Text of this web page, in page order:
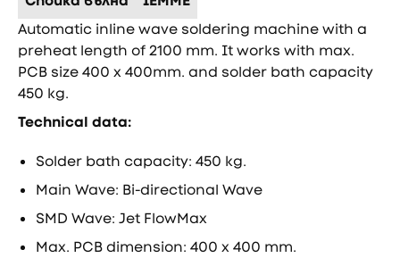
Automatic inline wave soldering machine with a
preheat length of 2100 mm. It works with max.
PCB size 400 x 400mm. and solder bath capacity
450 kg.
Technical data:
Solder bath capacity: 450 kg.
Main Wave: Bi-directional Wave
SMD Wave: Jet FlowMax
Max. PCB dimension: 400 x 400 mm.